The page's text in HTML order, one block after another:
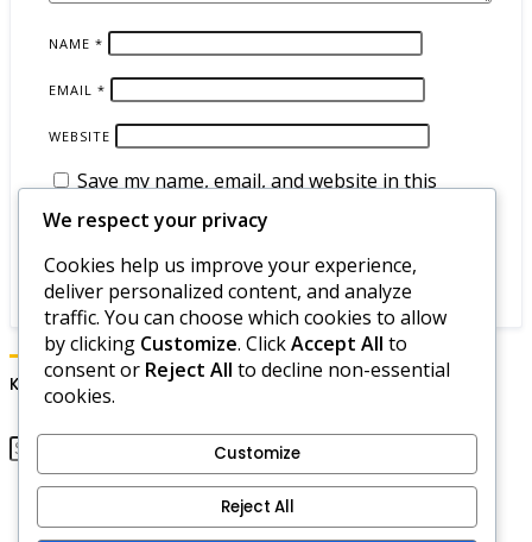
NAME *
EMAIL *
WEBSITE
Save my name, email, and website in this
browser for the next time I comment.
Keresés
Bemutatkozás
Adatvédelmi szabályzat
We respect your privacy
Cookies help us improve your experience,
deliver personalized content, and analyze
traffic. You can choose which cookies to allow
by clicking Customize. ClickAccept All to
consent or Reject All to decline non-essential
cookies.
Customize
Reject All